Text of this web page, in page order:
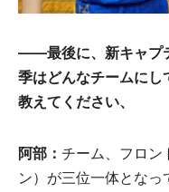
——最後に、 新キャプ
季はどんなチームにし
教えてください、
阿部 ： チーム、フロン
ン）が三位一体とな